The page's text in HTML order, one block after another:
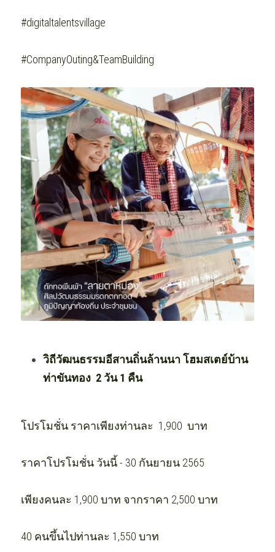
#digitaltalentsvillage
#CompanyOuting&TeamBuilding
วิถีวัฒนธรรมอีสานถิ่นล้านนา โฮมสเตย์บ้าน
ท่าขันทอง  2 วัน 1 คืน
โปรโมชั่น ราคาเพียงท่านละ  1,900  บาท
ราคาโปรโมชั่น วันนี้ - 30 กันยายน 2565
เพียงคนละ 1,900 บาท จากราคา 2,500 บาท
40 คนขึ้นไปท่านละ 1,550 บาท